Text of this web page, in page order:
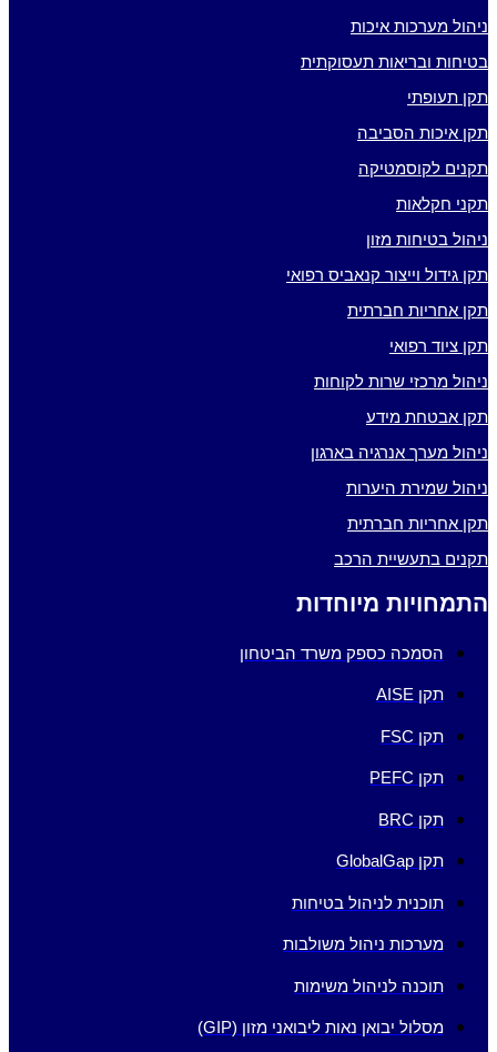
ניהול מערכות איכות
בטיחות ובריאות תעסוקתית
תקן תעופתי
תקן איכות הסביבה
תקנים לקוסמטיקה
תקני חקלאות
ניהול בטיחות מזון
תקן גידול וייצור קנאביס רפואי
תקן אחריות חברתית
תקן ציוד רפואי
ניהול מרכזי שרות לקוחות
תקן אבטחת מידע
ניהול מערך אנרגיה בארגון
ניהול שמירת היערות
תקן אחריות חברתית
תקנים בתעשיית הרכב
התמחויות מיוחדות
הסמכה כספק משרד הביטחון
תקן AISE
תקן FSC
תקן PEFC
תקן BRC
תקן GlobalGap
תוכנית לניהול בטיחות
מערכות ניהול משולבות
תוכנה לניהול משימות
מסלול יבואן נאות ליבואני מזון (GIP)